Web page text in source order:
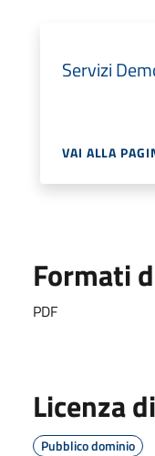
Servizi
VAI ALLA
Formati
PDF
Licenza
Pubblico dominio